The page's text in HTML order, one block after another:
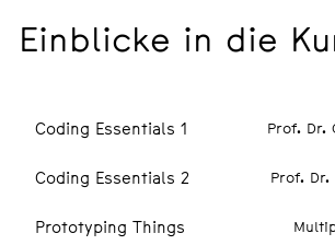
Einblicke in die
Coding Essentials 1 Prof. Dr.
Coding Essentials 2 Prof. Dr.
Prototyping Things